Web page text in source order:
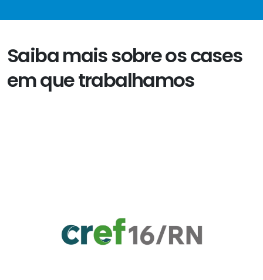
Saiba mais sobre os cases
em que trabalhamos